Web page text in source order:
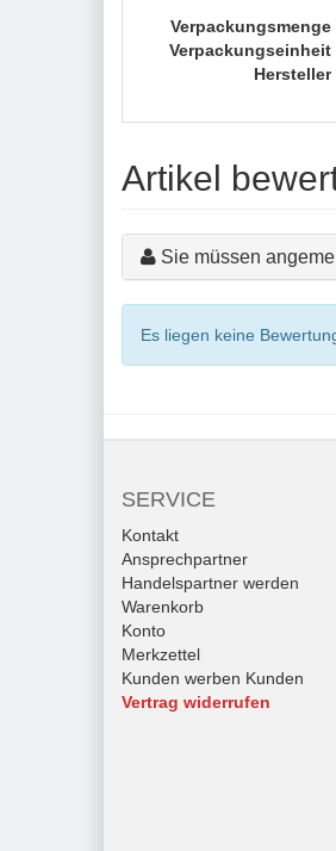
Verpackungsmenge
Verpackungseinheit
Hersteller
Artikel
Sie müssen
Es liegen keine
SERVICE
Kontakt
Ansprechpartner
Handelspartner werden
Warenkorb
Konto
Merkzettel
Kunden werben Kunden
Vertrag widerrufen